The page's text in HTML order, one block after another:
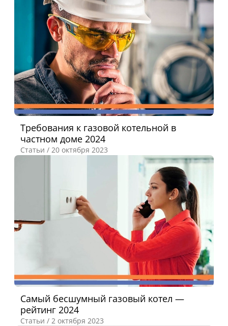
Требования к газовой котельной в
частном доме 2024
Статьи / 20 октября 2023
Самый бесшумный газовый котел —
рейтинг 2024
Статьи / 2 октября 2023